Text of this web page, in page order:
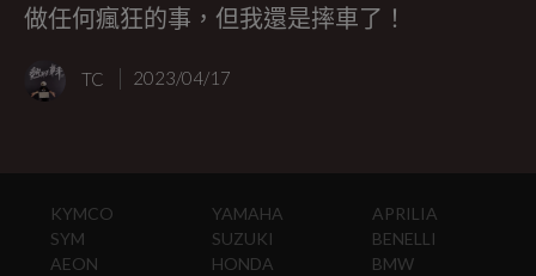
做任何瘋狂的事，但我還是摔車了！
TC 2023/04/17
KYMCO
SYM
AEON
YAMAHA
SUZUKI
HONDA
APRILIA
BENELLI
BMW